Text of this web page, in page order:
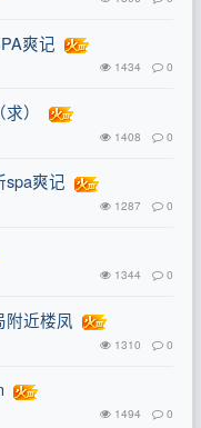
爽记
1434 0
）
1408 0
爽记
1287 0
1344 0
附近楼凤
1310 0
1494 0